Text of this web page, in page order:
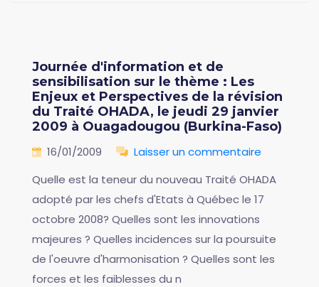
Journée d'information et de
sensibilisation sur le thème : Les
Enjeux et Perspectives de la révision
du Traité OHADA, le jeudi 29 janvier
2009 à Ouagadougou (Burkina-Faso)
16/01/2009
Laisser un commentaire
Quelle est la teneur du nouveau Traité OHADA
adopté par les chefs d'Etats à Québec le 17
octobre 2008? Quelles sont les innovations
majeures ? Quelles incidences sur la poursuite
de l'oeuvre d'harmonisation ? Quelles sont les
forces et les faiblesses du n